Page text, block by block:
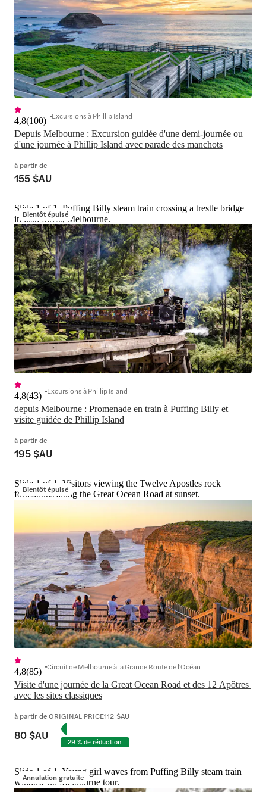
Depuis Melbourne : Excursion guidée d'une demi-journée ou
d'une journée à Phillip Island avec parade des manchots
4,8(100) Excursions à Phillip Island
à partir de
155 $AU
Bientôt épuisé
Slide 1 of 1, Puffing Billy steam train crossing a trestle bridge
in lush forest, Melbourne.
depuis Melbourne : Promenade en train à Puffing Billy et
visite guidée de Phillip Island
4,8(43) Excursions à Phillip Island
à partir de
195 $AU
Bientôt épuisé
Slide 1 of 1, Visitors viewing the Twelve Apostles rock
formations along the Great Ocean Road at sunset.
Visite d'une journée de la Great Ocean Road et des 12 Apôtres
avec les sites classiques
4,8(85) Circuit de Melbourne à la Grande Route de l'Océan
à partir deORIGINAL PRICE112 $AU
80 $AU 29 % de réduction
Annulation gratuite
Slide 1 of 1, Young girl waves from Puffing Billy steam train
window on Melbourne tour.